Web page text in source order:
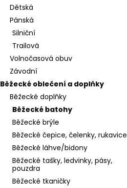
Dětská
Pánská
Silniční
Trailová
Volnočasová obuv
Závodní
Běžecké oblečení a doplňky
Běžecké doplňky
Běžecké batohy
Běžecké brýle
Běžecké čepice, čelenky, rukavice
Běžecké láhve/bidony
Běžecké tašky, ledvinky, pásy,
pouzdra
Běžecké tkaničky